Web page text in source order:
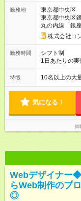
円～ （期間中
後正規登用可 【年収例】 ◆エリアマネージャー 月給25万円＋役
職手当3万円
月給 25万円＋
547円 ◆社員(
万4，701円 ＜別途支給手当＞ ・インセンティブ：月10万円以
上も可能！ ・
たり) ・回数：
社内評価に基
きることが増え
間】試用期間
に、本採用時
（契約社員）
代 8,552円／
勤務地
東京都中央区
東京都中央区
丸の内線「銀
手線「有楽町
株式会社コ
勤務時間
シフト制
1日あたりの
でのシフト制
10時間程度 ※
ます。
特徴 10名以上の大
気になる！
掲
Webデザイナー
らWeb制作のプ
◎